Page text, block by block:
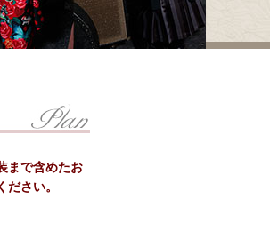
まで含めたお
さい。